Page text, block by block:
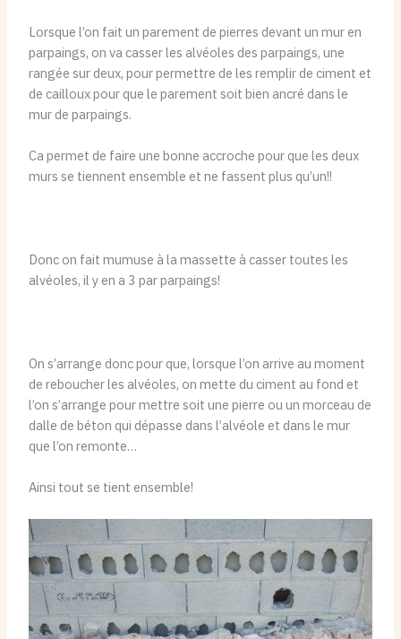
Lorsque l’on fait un parement de pierres devant un mur en
parpaings, on va casser les alvéoles des parpaings, une
rangée sur deux, pour permettre de les remplir de ciment et
de cailloux pour que le parement soit bien ancré dans le
mur de parpaings.
Ca permet de faire une bonne accroche pour que les deux
murs se tiennent ensemble et ne fassent plus qu’un!!
Donc on fait mumuse à la massette à casser toutes les
alvéoles, il y en a 3 par parpaings!
On s’arrange donc pour que, lorsque l’on arrive au moment
de reboucher les alvéoles, on mette du ciment au fond et
l’on s’arrange pour mettre soit une pierre ou un morceau de
dalle de béton qui dépasse dans l’alvéole et dans le mur
que l’on remonte…
Ainsi tout se tient ensemble!